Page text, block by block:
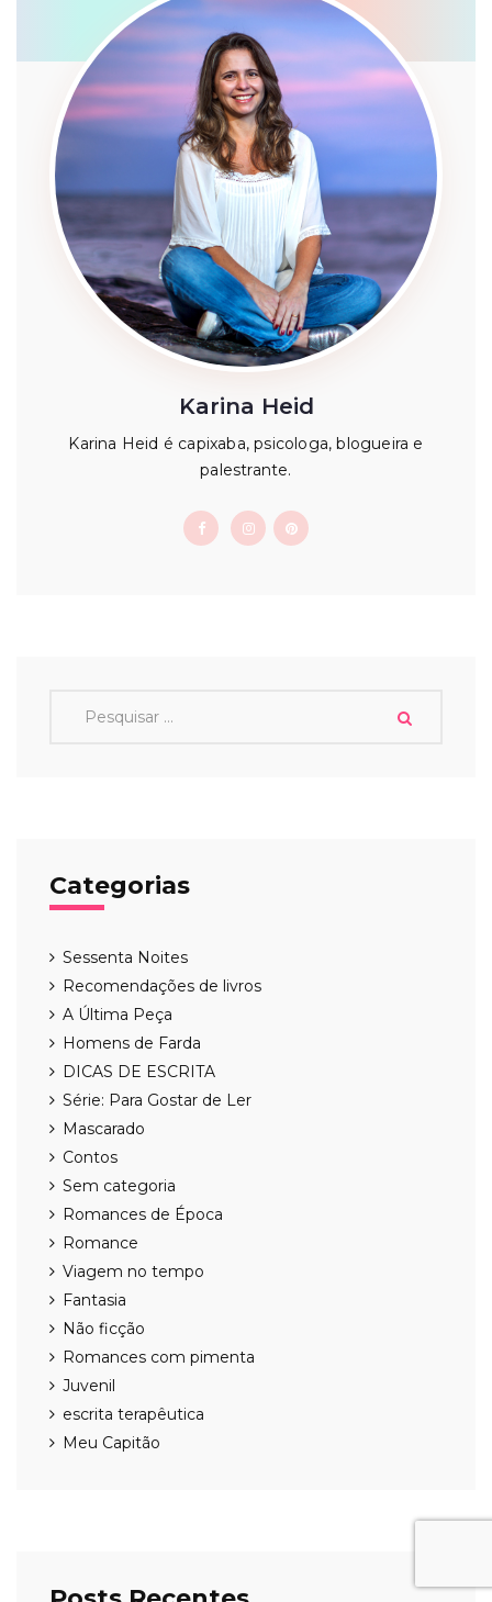
Karina Heid
Karina Heid é capixaba, psicologa, blogueira e
palestrante.
Categorias
Sessenta Noites
Recomendações de livros
A Última Peça
Homens de Farda
DICAS DE ESCRITA
Série: Para Gostar de Ler
Mascarado
Contos
Sem categoria
Romances de Época
Romance
Viagem no tempo
Fantasia
Não ficção
Romances com pimenta
Juvenil
escrita terapêutica
Meu Capitão